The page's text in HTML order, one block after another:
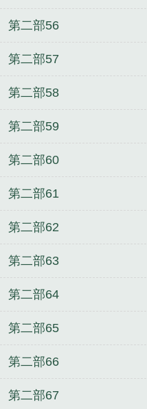
第二部56
第二部57
第二部58
第二部59
第二部60
第二部61
第二部62
第二部63
第二部64
第二部65
第二部66
第二部67